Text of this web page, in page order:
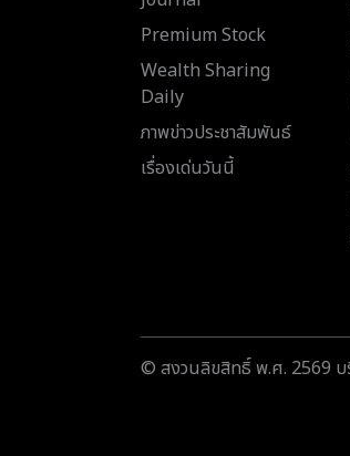
Premium Stock
Wealth Sharing
Daily
ภาพข่าวประชาสัมพันธ์
เรื่องเด่นวันนี้
© สงวนลิขสิทธิ์ พ.ศ. 2569 บ